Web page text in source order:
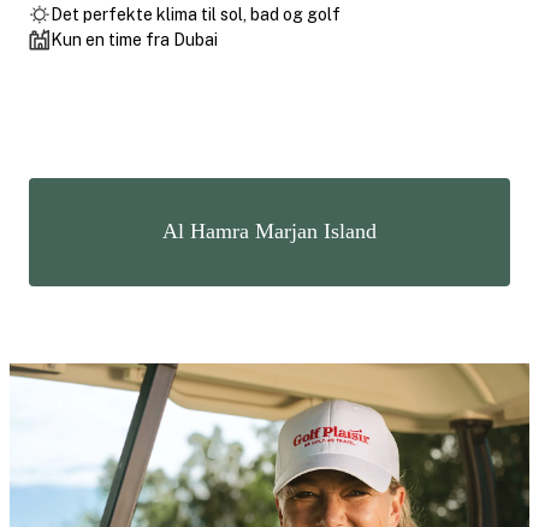
Det perfekte klima til sol, bad og golf
Kun en time fra Dubai
Al Hamra Marjan Island